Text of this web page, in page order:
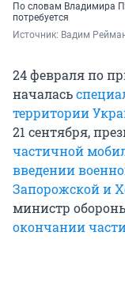
По словам Владимира
потребуется
Источник: Вадим
24 февраля по
началась
территории
21 сентября,
частичной
введении
Запорожской и
министр
окончании